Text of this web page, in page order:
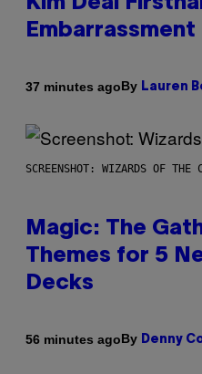
37 minutes agoBy Lauren
SCREENSHOT: WIZARDS OF THE
Magic: The
Themes for 5
Decks
56 minutes agoBy Denny